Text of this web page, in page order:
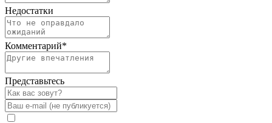
Недостатки
Комментарий*
Представьтесь